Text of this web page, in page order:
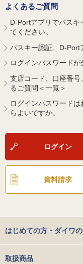
よくあるご質問
D-Portアプリでパスキ
てください。
パスキー認証、D-Port
ログインパスワードが
支店コード、口座番
るご質問＜一覧＞
ログインパスワード
らよいですか。
ログイン
資料請求
はじめての方・ダイワ
取扱商品